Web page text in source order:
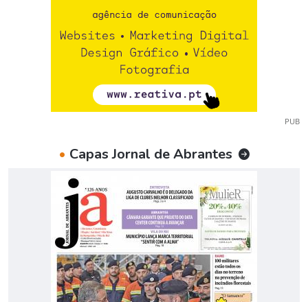
PUB
• Capas Jornal de Abrantes